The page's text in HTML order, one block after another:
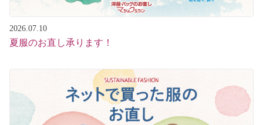
2026.07.10
夏服のお直し承ります！